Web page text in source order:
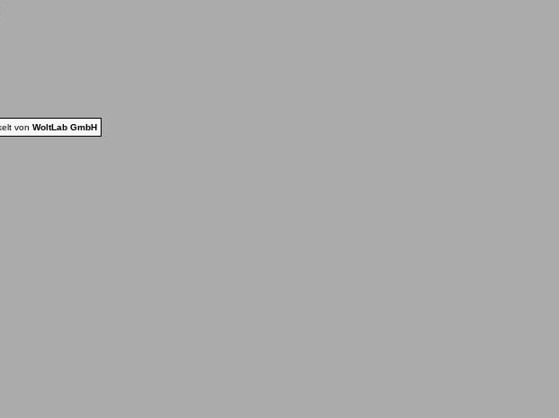
von WoltLab GmbH